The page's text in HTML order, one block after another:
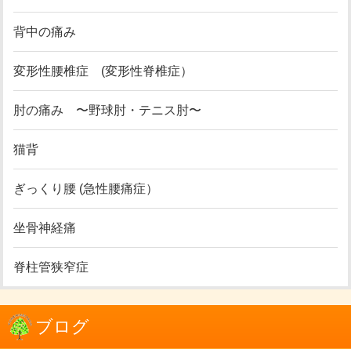
背中の痛み
変形性腰椎症 (変形性脊椎症）
肘の痛み 〜野球肘・テニス肘〜
猫背
ぎっくり腰 (急性腰痛症）
坐骨神経痛
脊柱管狭窄症
ブログ